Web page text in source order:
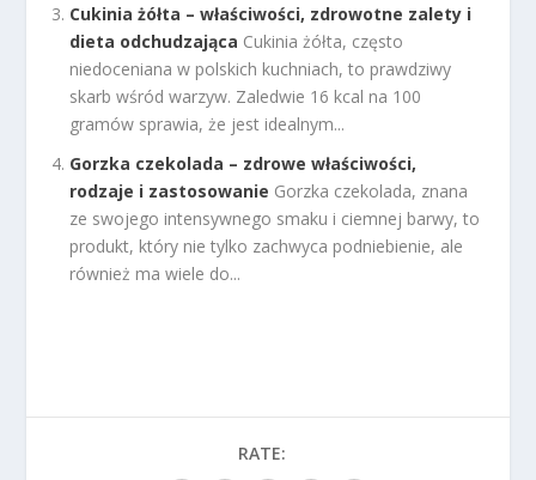
Cukinia żółta – właściwości, zdrowotne zalety i
dieta odchudzająca Cukinia żółta, często
niedoceniana w polskich kuchniach, to prawdziwy
skarb wśród warzyw. Zaledwie 16 kcal na 100
gramów sprawia, że jest idealnym...
Gorzka czekolada – zdrowe właściwości,
rodzaje i zastosowanie Gorzka czekolada, znana
ze swojego intensywnego smaku i ciemnej barwy, to
produkt, który nie tylko zachwyca podniebienie, ale
również ma wiele do...
RATE: